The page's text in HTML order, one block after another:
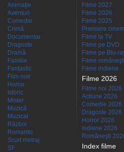
Animaţie
Aventuri
Comedie
Crimă
Documentar
Dragoste
Dramă
Familie
Fantastic
Film noir
Horror
Istoric
Mister
Muzică
Muzical
Război
Romantic
Scurt metraj
SF
Filme 2027
Filme 2026
Filme 2025
Premiere
Filme la TV
Filme pe DVD
Filme pe Blu-
Filme româneşti
Filme indiene
Filme 2026
Filme noi 2026
Actiune 2026
Comedie 2026
Dragoste 2026
Horror 2026
Indiene 2026
Româneşti
Index filme